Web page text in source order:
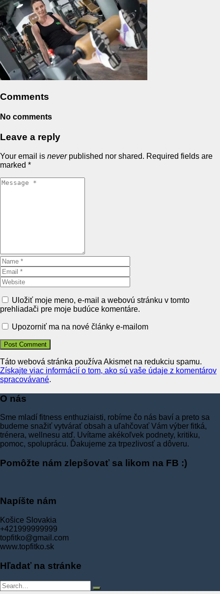
Comments
No comments
Leave a reply
Your email is neverpublished nor shared. Required fields are
marked *
Uložiť moje meno, e-mail a webovú stránku v tomto
prehliadači pre moje budúce komentáre.
Upozorniť ma na nové články e-mailom
Táto webová stránka používa Akismet na redukciu spamu.
Získajte viac informácií o tom, ako sú vaše údaje z komentárov
spracovávané.
O nás
Sme mladí fitness enthuziaisti, robíme čo nás baví a preto sa
budeme snažiť vytvárať obsah a uľahčovať Vám výber fitká,
trénera, wellnesu atď. Uvítame akékoľvek podnety, kritiku,
pomoc, spoluprácu. Ďakujeme za trpezlivosť a dôveru.
Pomôžte nám zlepšovať sa likom na FB :)
Napíšte nám
Košice Slovakia
+421999999999
topfitko@gmail.com
www.topfitko.sk
Hľadať na stránke